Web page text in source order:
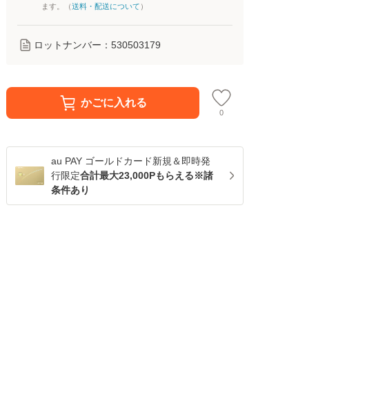
ます。（送料・配送について ）
ロットナンバー： 530503179
かごに入れる
0
au PAY ゴールドカード新規＆即時発
行限定合計最大23,000Pもらえる※諸
条件あり